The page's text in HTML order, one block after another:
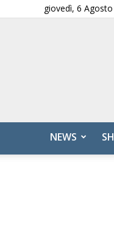
giovedì, 6
NEWS